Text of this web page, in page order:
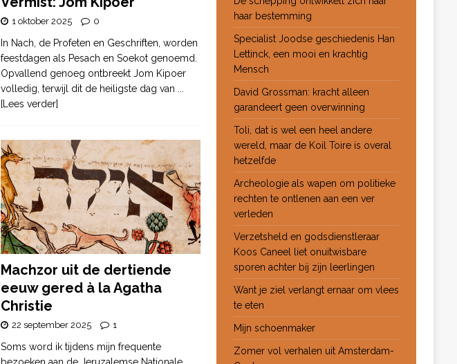
1 oktober 2025 0
In Nach, de Profeten en Geschriften, worden
feestdagen als Pesach en Soekot genoemd.
Opvallend genoeg ontbreekt Jom Kipoer
volledig, terwijl dit de heiligste dag van
[Lees verder]
Machzor uit de dertiende
eeuw gered à la Agatha
Christie
22 september 2025 1
Soms word ik tijdens mijn frequente
haar bestemming
Specialist Joodse geschiedenis Han
Lettinck, een mooi en krachtig
Mensch
David Grossman: kracht alleen
garandeert geen overwinning
Toli, dat is wel een heel andere
wereld, maar de Koil Toire is overal
hetzelfde
Archeologie als wapen om politieke
rechten te ontlenen aan een ver
verleden
Verzetsheld en godsdienstleraar
Koos Caneel liet onuitwisbare
sporen achter bij zijn leerlingen
Want je ziel verlangt ernaar om vlees
te eten
Mijn schoenmaker
Zomer vol verhalen uit Amsterdam-